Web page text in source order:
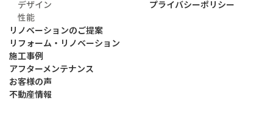
デザイン
性能
リノベーションのご提案
リフォーム・リノベーション
施工事例
アフターメンテナンス
お客様の声
不動産情報
プライバシーポリシー